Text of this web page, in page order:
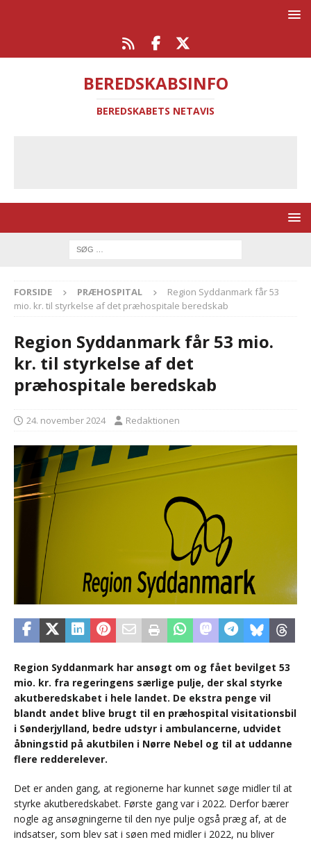
BEREDSKABSINFO
BEREDSKABETS NETAVIS
FORSIDE PRÆHOSPITAL
Region Syddanmark får 53
mio. kr. til styrkelse af det præhospitale beredskab
Region Syddanmark får 53 mio.
kr. til styrkelse af det
præhospitale beredskab
24. november 2024 Redaktionen
Region Syddanmark har ansøgt om og fået bevilget 53
mio. kr. fra regeringens særlige pulje, der skal styrke
akutberedskabet i hele landet. De ekstra penge vil
blandt andet blive brugt til en præhospital visitationsbil
i Sønderjylland, bedre udstyr i ambulancerne, udvidet
åbningstid på akutbilen i Nørre Nebel og til at uddanne
flere redderelever.
Det er anden gang, at regionerne har kunnet søge midler til at
styrke akutberedskabet. Første gang var i 2022. Derfor bærer
nogle ag ansøgningerne til den nye pulje også præg af, at de
indsatser, som blev sat i søen med midler i 2022, nu bliver